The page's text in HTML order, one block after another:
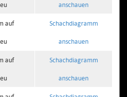
anschauen
auf Schachdiagramm
anschauen
auf Schachdiagramm
anschauen